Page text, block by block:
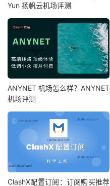
Yun 扬帆云机场评测
ANYNET 机场怎么样？ANYNET
机场评测
ClashX配置订阅：订阅购买推荐